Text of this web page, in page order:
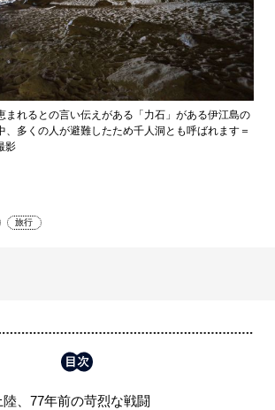
まれるとの言い伝えがある「力石」がある伊江島の
、多くの人が避難したため千人洞とも呼ばれます＝
影
旅行
陸、77年前の苛烈な戦闘